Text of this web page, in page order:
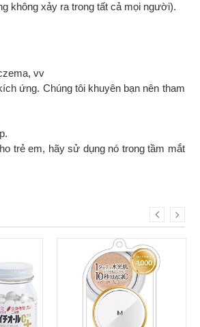
không xảy ra trong tất cả mọi người).
vv
ứng. Chúng tôi khuyên bạn nên tham
trẻ em, hãy sử dụng nó trong tầm mắt